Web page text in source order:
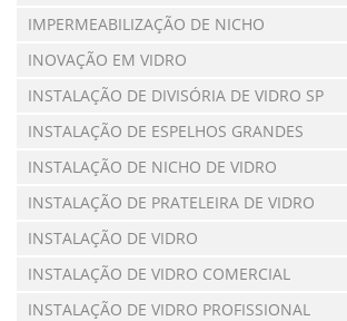
IMPERMEABILIZAÇÃO DE NICHO
INOVAÇÃO EM VIDRO
INSTALAÇÃO DE DIVISÓRIA DE VIDRO SP
INSTALAÇÃO DE ESPELHOS GRANDES
INSTALAÇÃO DE NICHO DE VIDRO
INSTALAÇÃO DE PRATELEIRA DE VIDRO
INSTALAÇÃO DE VIDRO
INSTALAÇÃO DE VIDRO COMERCIAL
INSTALAÇÃO DE VIDRO PROFISSIONAL